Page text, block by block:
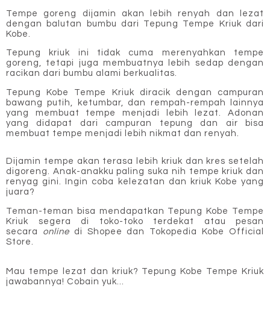
Tempe goreng dijamin akan lebih renyah dan lezat
dengan balutan bumbu dari Tepung Tempe Kriuk dari
Kobe.
Tepung kriuk ini tidak cuma merenyahkan tempe
goreng, tetapi juga membuatnya lebih sedap dengan
racikan dari bumbu alami berkualitas.
Tepung Kobe Tempe Kriuk diracik dengan campuran
bawang putih, ketumbar, dan rempah-rempah lainnya
yang membuat tempe menjadi lebih lezat. Adonan
yang didapat dari campuran tepung dan air bisa
membuat tempe menjadi lebih nikmat dan renyah.
Dijamin tempe akan terasa lebih kriuk dan kres setelah
digoreng. Anak-anakku paling suka nih tempe kriuk dan
renyag gini. Ingin coba kelezatan dan kriuk Kobe yang
juara?
Teman-teman bisa mendapatkan Tepung Kobe Tempe
Kriuk segera di toko-toko terdekat atau pesan
secara onlinedi Shopee dan Tokopedia
Kobe Official
Store.
Mau tempe lezat dan kriuk? Tepun g Kobe Tempe Kriuk
jawabannya! Cobain yuk...